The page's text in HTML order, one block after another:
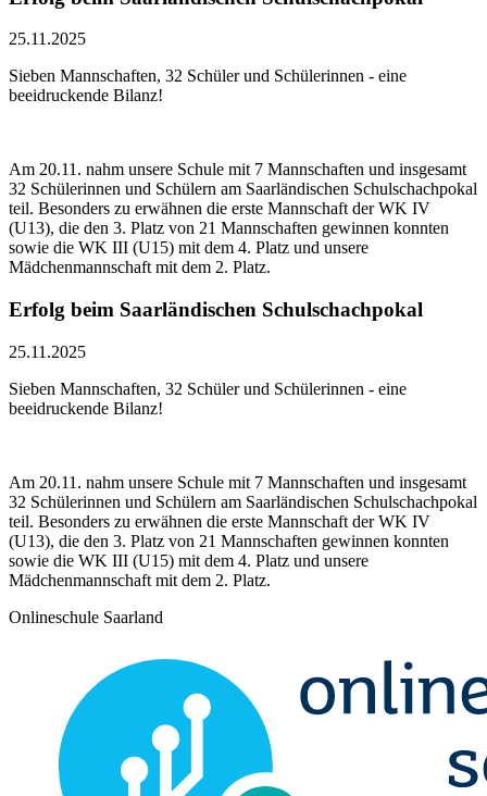
25.11.2025
Sieben Mannschaften, 32 Schüler und Schülerinnen - eine
beeidruckende Bilanz!
Am 20.11. nahm unsere Schule mit 7 Mannschaften und insgesamt
32 Schülerinnen und Schülern am Saarländischen Schulschachpokal
teil. Besonders zu erwähnen die erste Mannschaft der WK IV
(U13), die den 3. Platz von 21 Mannschaften gewinnen konnten
sowie die WK III (U15) mit dem 4. Platz und unsere
Mädchenmannschaft mit dem 2. Platz.
Erfolg beim Saarländischen Schulschachpokal
25.11.2025
Sieben Mannschaften, 32 Schüler und Schülerinnen - eine
beeidruckende Bilanz!
Am 20.11. nahm unsere Schule mit 7 Mannschaften und insgesamt
32 Schülerinnen und Schülern am Saarländischen Schulschachpokal
teil. Besonders zu erwähnen die erste Mannschaft der WK IV
(U13), die den 3. Platz von 21 Mannschaften gewinnen konnten
sowie die WK III (U15) mit dem 4. Platz und unsere
Mädchenmannschaft mit dem 2. Platz.
Onlineschule Saarland